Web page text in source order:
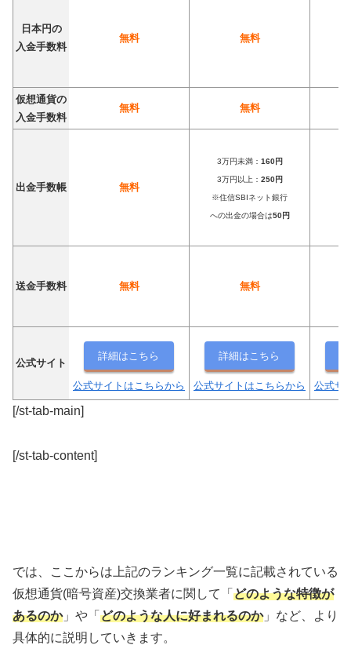
日本円の
入金手数料
無料 無料
仮想通貨の
入金手数料
無料 無料
出金手数帳 無料
3万円未満： 160円
3万円以上： 250円
※住信SBIネット銀行
への出金の場合は50円
送金手数料 無料 無料
公式サイト
詳細はこちら
公式サイトはこちらから
詳細はこちら
公式サイトはこちらから 公式サ
[/st-tab-main]
[/st-tab-content]
では、ここからは上記のランキング一覧に記載されている
仮想通貨(暗号資産)交換業者に関して「 どのような特徴が
あるのか」や「 どのような人に好まれるのか」など、より
具体的に説明していきます。